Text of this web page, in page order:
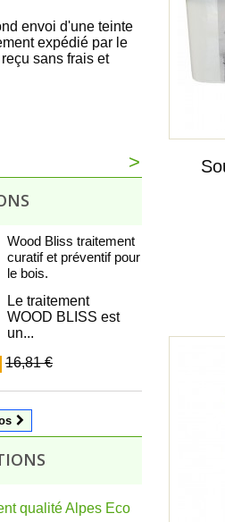
envoi d'une teinte
expédié par le
sans frais et
Tous c'est
commande
>
Wood Bliss traitement
curatif et préventif pour
le bois.
Le traitement
WOOD BLISS est
un...
16,81 €
qualité Alpes Eco